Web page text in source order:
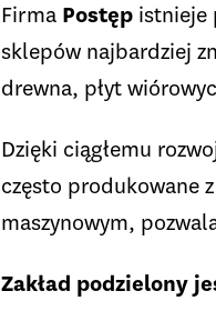
Firma Postęp istnieje
sklepów najbardziej
drewna, płyt
Dzięki ciągłemu
często produkowane
maszynowym,
Zakład podzielony